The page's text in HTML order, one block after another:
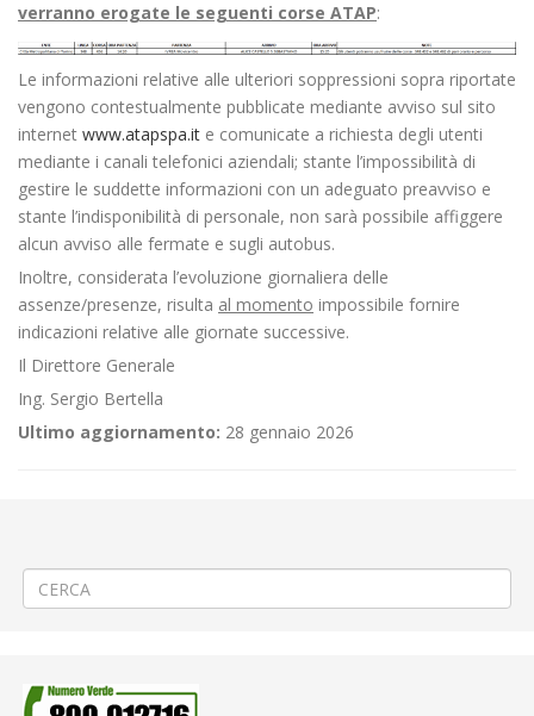
verranno erogate le seguenti corse ATAP:
Le informazioni relative alle ulteriori soppressioni sopra riportate
vengono contestualmente pubblicate mediante avviso sul sito
internet www.atapspa.it e comunicate a richiesta degli utenti
mediante i canali telefonici aziendali; stante l’impossibilità di
gestire le suddette informazioni con un adeguato preavviso e
stante l’indisponibilità di personale, non sarà possibile affiggere
alcun avviso alle fermate e sugli autobus.
Inoltre, considerata l’evoluzione giornaliera delle
assenze/presenze, risulta al momento impossibile fornire
indicazioni relative alle giornate successive.
Il Direttore Generale
Ing. Sergio Bertella
Ultimo aggiornamento: 28 gennaio 2026